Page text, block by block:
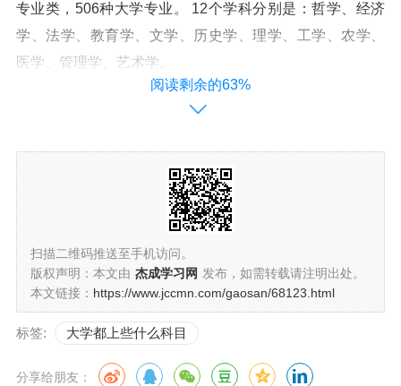
专业类，506种大学专业。 12个学科分别是：哲学、经济
学、法学、教育学、文学、历史学、理学、工学、农学、
医学、管理学、艺术学。
5、大学本科的科目，各专业不同。 按照国务院学位委员
专业。
阅读剩余的63%
扫描二维码推送至手机访问。
版权声明：本文由 杰成学习网 发布，如需转载请注明出处。
本文链接： https://www.jccmn.com/gaosan/68123.html
标签: 大学都上些什么科目
分享给朋友：